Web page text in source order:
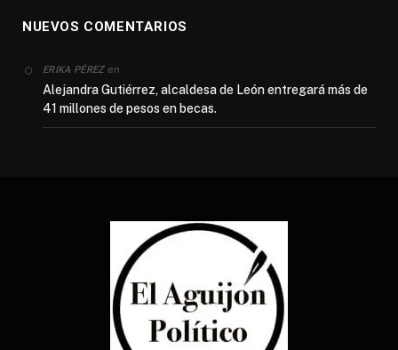
NUEVOS COMENTARIOS
ERIKA PÉREZen
Alejandra Gutiérrez, alcaldesa de León entregará más de
41 millones de pesos en becas.